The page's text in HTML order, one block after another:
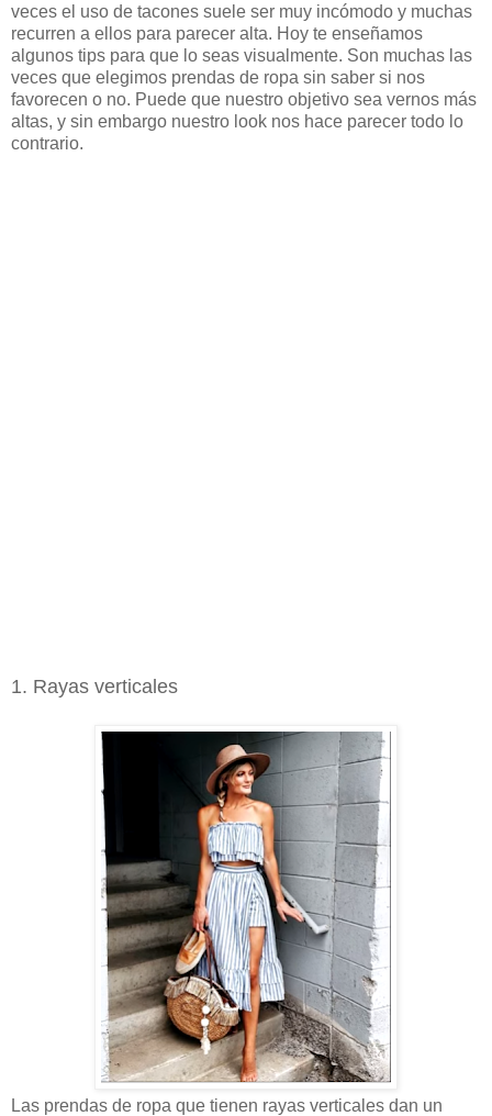
veces el uso de tacones suele ser muy incómodo y muchas
recurren a ellos para parecer alta. Hoy te enseñamos
algunos tips para que lo seas visualmente. Son muchas las
veces que elegimos prendas de ropa sin saber si nos
favorecen o no. Puede que nuestro objetivo sea vernos más
altas, y sin embargo nuestro look nos hace parecer todo lo
contrario.
1. Rayas verticales
Las prendas de ropa que tienen rayas verticales dan un